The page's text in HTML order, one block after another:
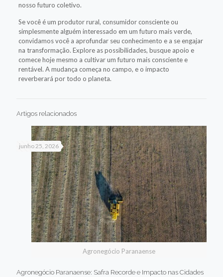
nosso futuro coletivo.
Se você é um produtor rural, consumidor consciente ou
simplesmente alguém interessado em um futuro mais verde,
convidamos você a aprofundar seu conhecimento e a se engajar
na transformação. Explore as possibilidades, busque apoio e
comece hoje mesmo a cultivar um futuro mais consciente e
rentável. A mudança começa no campo, e o impacto
reverberará por todo o planeta.
Artigos relacionados
Agronegócio Paranaense
junho 25, 2026
Agronegócio Paranaense: Safra Recorde e Impacto nas Cidades